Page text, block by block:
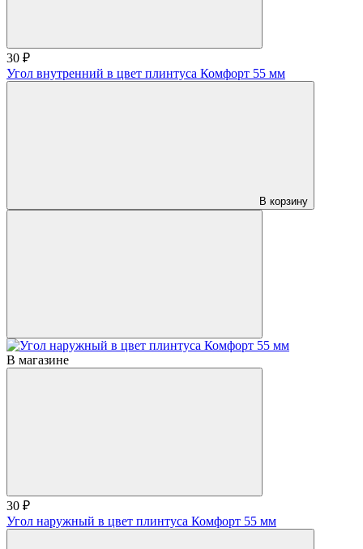
30 ₽
Угол внутренний в цвет плинтуса Комфорт 55 мм
В корзину
В магазине
30 ₽
Угол наружный в цвет плинтуса Комфорт 55 мм